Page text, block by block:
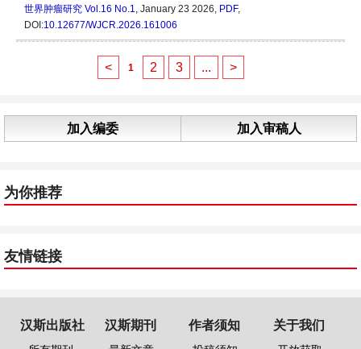
世界肿瘤研究 Vol.16 No.1, January 23 2026, PDF,
DOI:10.12677/WJCR.2026.161006
< 1 2 3 ... >
加入编委 加入审稿人
为你推荐
友情链接
汉斯出版社 汉斯期刊 作者须知 关于我们